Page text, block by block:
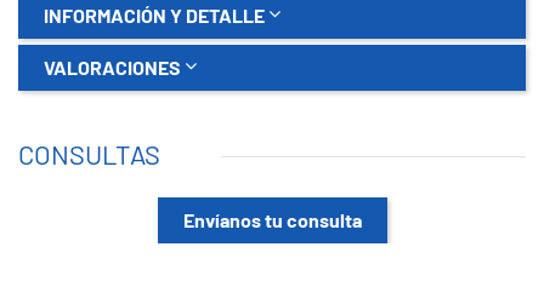
INFORMACIÓN Y DETALLE
VALORACIONES
CONSULTAS
Envíanos tu consulta